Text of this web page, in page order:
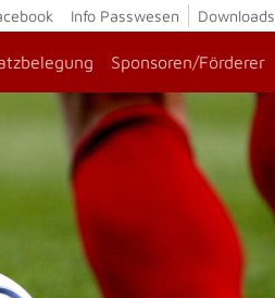
Info Passwesen Downloads
Sponsoren/Förderer